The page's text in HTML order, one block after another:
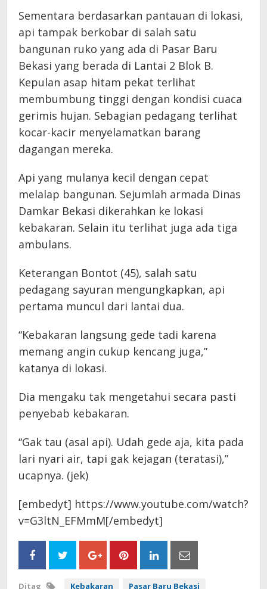
Sementara berdasarkan pantauan di lokasi,
api tampak berkobar di salah satu
bangunan ruko yang ada di Pasar Baru
Bekasi yang berada di Lantai 2 Blok B.
Kepulan asap hitam pekat terlihat
membumbung tinggi dengan kondisi cuaca
gerimis hujan. Sebagian pedagang terlihat
kocar-kacir menyelamatkan barang
dagangan mereka.
Api yang mulanya kecil dengan cepat
melalap bangunan. Sejumlah armada Dinas
Damkar Bekasi dikerahkan ke lokasi
kebakaran. Selain itu terlihat juga ada tiga
ambulans.
Keterangan Bontot (45), salah satu
pedagang sayuran mengungkapkan, api
pertama muncul dari lantai dua.
“Kebakaran langsung gede tadi karena
memang angin cukup kencang juga,”
katanya di lokasi.
Dia mengaku tak mengetahui secara pasti
penyebab kebakaran.
“Gak tau (asal api). Udah gede aja, kita pada
lari nyari air, tapi gak kejagan (teratasi),”
ucapnya. (jek)
[embedyt] https://www.youtube.com/watch?
v=G3ltN_EFMmM[/embedyt]
Ditag Kebakaran Pasar Baru Bekasi